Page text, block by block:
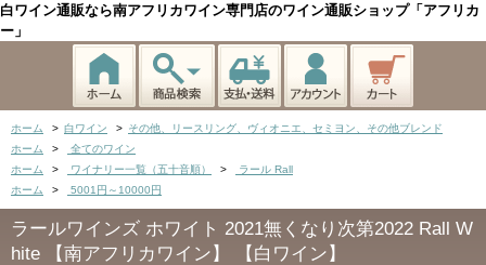
白ワイン通販なら南アフリカワイン専門店のワイン通販ショップ「アフリカ
ー」
ホーム > 白ワイン > その他、リースリング、ヴィオニエ、セミヨン、その他ブレンド
ホーム
>
全てのワイン
ホーム
> ワイナリー一覧（五十音順） >
ラール Rall
ホーム
> 5001円～10000円
ラールワインズ ホワイト 2021無くなり次第2022 Rall W
hite 【南アフリカワイン】 【白ワイン】